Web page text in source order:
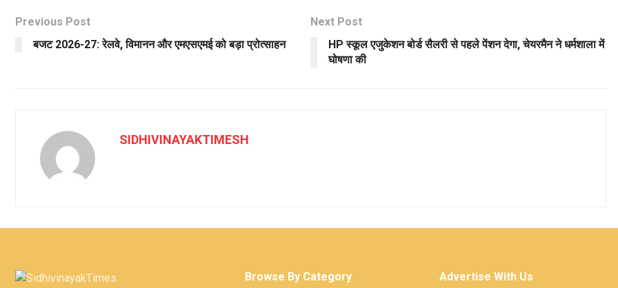
Previous Post
बजट 2026-27: रेलवे, विमानन और एमएसएमई को बड़ा प्रोत्साहन
Next Post
HP स्कूल एजुकेशन बोर्ड सैलरी से पहले पेंशन देगा, चेयरमैन ने धर्मशाला में
घोषणा की
SIDHIVINAYAKTIMESH
Browse By Category Advertise With Us